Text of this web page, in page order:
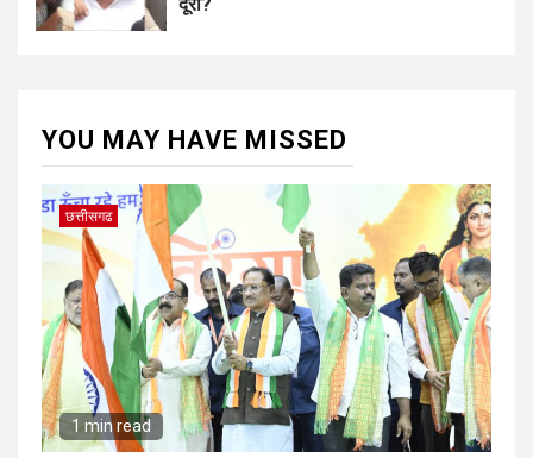
दूरी?
YOU MAY HAVE MISSED
छत्तीसगढ
1 min read